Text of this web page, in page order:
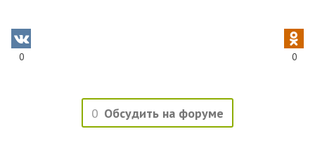
0 0
0 Обсудить на форуме